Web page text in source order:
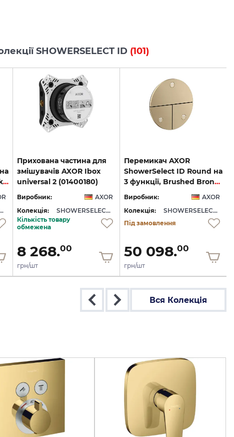
SHOWERSELECT ID (101)
3 функції, Brushed Black Chrome (36779340)
ID
Прихована частина для
змішувачів AXOR Ibox
universal 2 (01400180)
Виробник:
AXOR
Колекція:
SHOWERSELECT ID
Кількість товару
обмежена
8 268.00
грн/шт
Перемикач AXOR
ShowerSelect ID Round на
3 функції, Brushed Bronze (36779140)
Виробник:
AXOR
Колекція:
SHOWERSELECT ID
Під замовлення
50 098.00
грн/шт
Вся Колекція